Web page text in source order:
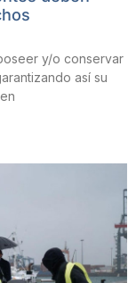
y/o conservar
así su